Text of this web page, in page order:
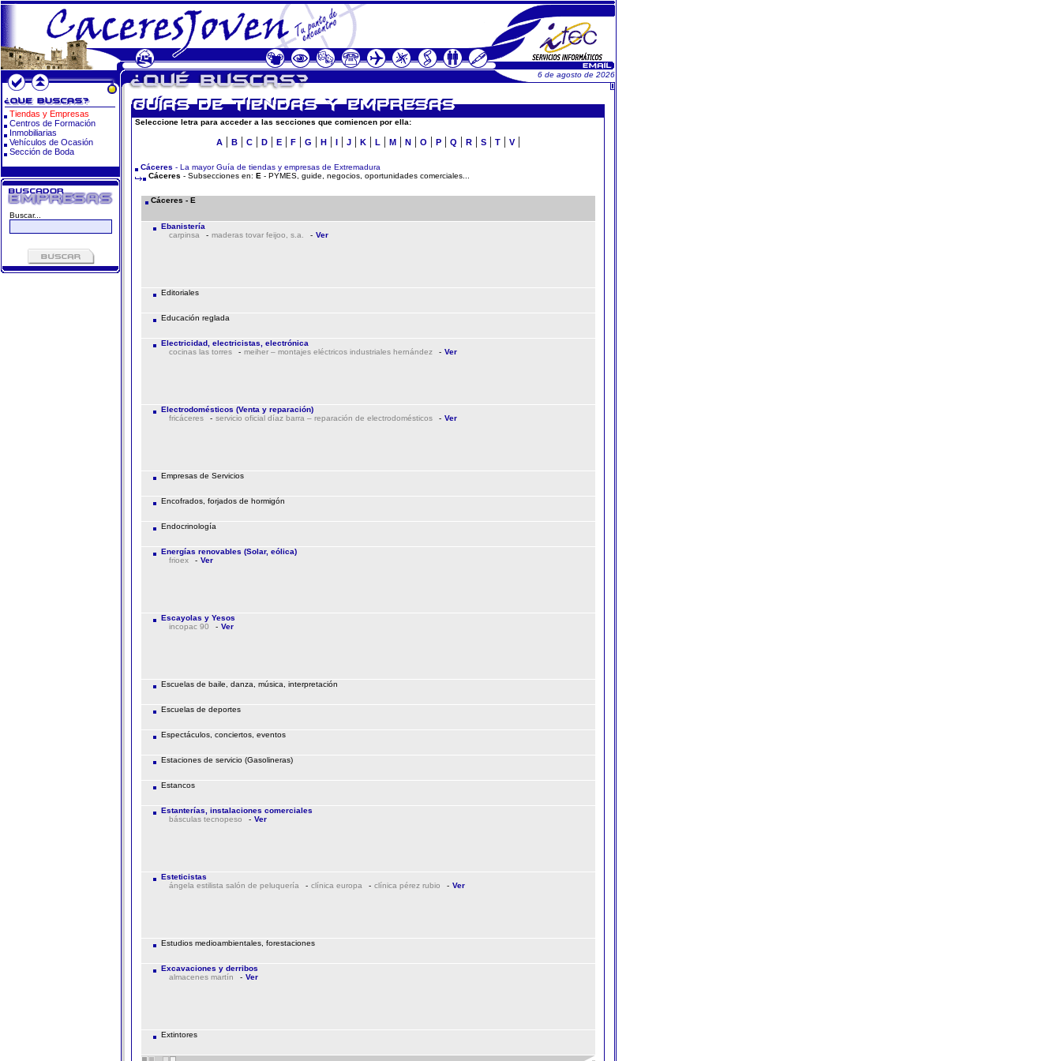
Tiendas y Empresas
Centros de Formación
Inmobiliarias
Vehículos de Ocasión
Sección de Boda
Buscar...
6 de agosto de 2026
Seleccione letra para acceder a las secciones que comiencen por ella:
A| B| C| D| E| F| G | H| I| J| K| L | M| N| O | P| Q | R| S| T| V|
Cáceres - La mayor Guía de tiendas y empresas de Extremadura
Cáceres - Subsecciones en: E - PYMES, guide, negocios, oportunidades comerciales...
Cáceres - E
Ebanistería
carpinsa
- maderas tovar feijoo, s.a. - Ver
Editoriales
Educación reglada
Electricidad, electricistas, electrónica
cocinas las torres
- meiher – montajes eléctricos industriales hernández - Ver
Electrodomésticos (Venta y reparación)
fricáceres
- servicio oficial díaz barra – reparación de electrodomésticos - Ver
Empresas de Servicios
Encofrados, forjados de hormigón
Endocrinología
Energías renovables (Solar, eólica)
frioex
- Ver
Escayolas y Yesos
incopac 90
- Ver
Escuelas de baile, danza, música, interpretación
Escuelas de deportes
Espectáculos, conciertos, eventos
Estaciones de servicio (Gasolineras)
Estancos
Estanterías, instalaciones comerciales
básculas tecnopeso
- Ver
Esteticistas
ángela estilista salón de peluquería
- clínica europa - clínica pérez rubio - Ver
Estudios medioambientales, forestaciones
Excavaciones y derribos
almacenes martín
- Ver
Extintores